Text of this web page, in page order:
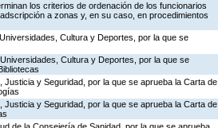
los criterios de ordenación de los funcionarios
a zonas y, en su caso, en procedimientos
Cultura y Deportes, por la que se
Cultura y Deportes, por la que se
y Seguridad, por la que se aprueba la Carta de
y Seguridad, por la que se aprueba la Carta de